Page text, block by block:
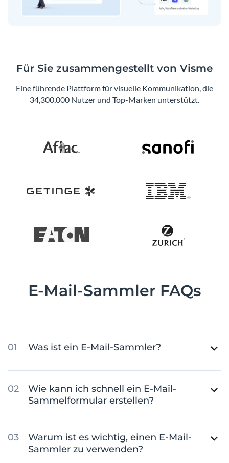
Für Sie zusammengestellt von Visme
Eine führende Plattform für visuelle Kommunikation, die
34,300,000 Nutzer und Top-Marken unterstützt.
E-Mail-Sammler FAQs
Was ist ein E-Mail-Sammler?
Wie kann ich schnell ein E-Mail-
Sammelformular erstellen?
Warum ist es wichtig, einen E-Mail-
Sammler zu verwenden?